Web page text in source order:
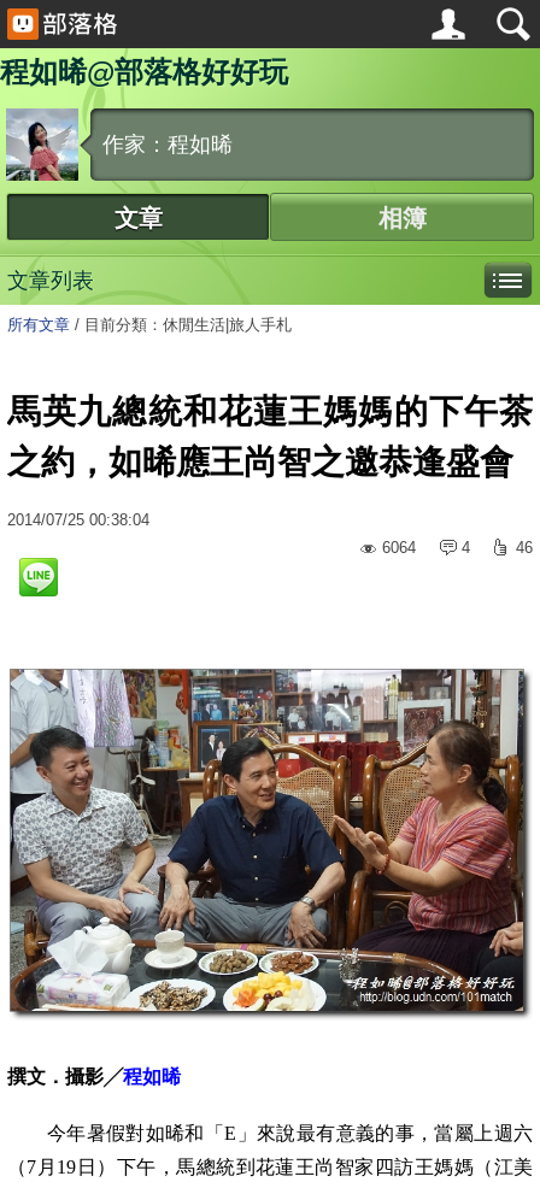
程如晞@部落格好好玩
作家：程如晞
文章 相簿
文章列表
所有文章 / 目前分類：休閒生活|旅人手札
馬英九總統和花蓮王媽媽的下午茶
之約，如晞應王尚智之邀恭逢盛會
2014/07/25 00:38:04
6064
4 46
撰文．攝影╱程如晞
今年暑假對如晞和「E」來說最有意義的事，當屬 上週六
（7月19日）下午，馬總統到花蓮王尚智家四訪王媽媽（江美